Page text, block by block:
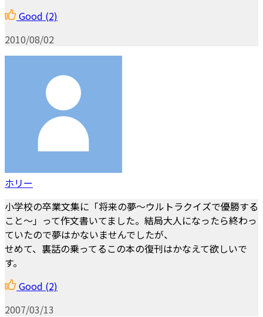
Good (2)
2010/08/02
ホリー
小学校の卒業文集に「将来の夢～ウルトラクイズで優勝する
こと～」って作文書いてました。結局大人になったら終わっ
ていたので夢はかないませんでしたが、
せめて、裏話の乗ってるこの本の復刊はかなえて欲しいで
す。
Good (2)
2007/03/13